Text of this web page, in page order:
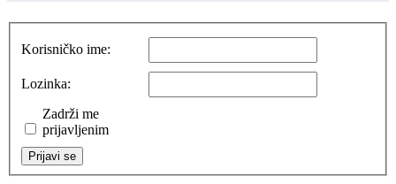
Korisničko ime:
Lozinka:
Zadrži me
prijavljenim
Prijavi se